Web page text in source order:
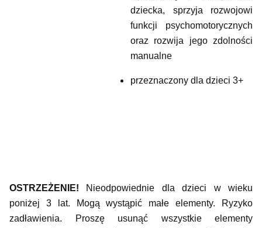
dziecka, sprzyja rozwojowi
funkcji psychomotorycznych
oraz rozwija jego zdolności
manualne
przeznaczony dla dzieci 3+
OSTRZEŻENIE! Nieodpowiednie dla dzieci w wieku
poniżej 3 lat. Mogą wystąpić małe elementy. Ryzyko
zadławienia. Proszę usunąć wszystkie elementy